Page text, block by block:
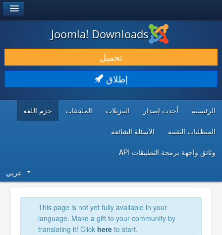
حمل & ومدد
اكتشف & تعلم
Joomla! Downloads
تحميل
إطلاق
الرئيسية أحدث إصدار التنزيلات الملحقات حزم اللغة
المتطلبات التقنية الأسئلة الشائعة
وثائق واجهة برمجة التطبيقات API
عربي
This page is not yet fully available in your
language. Make a gift to your community by
translating it! Click here to start.